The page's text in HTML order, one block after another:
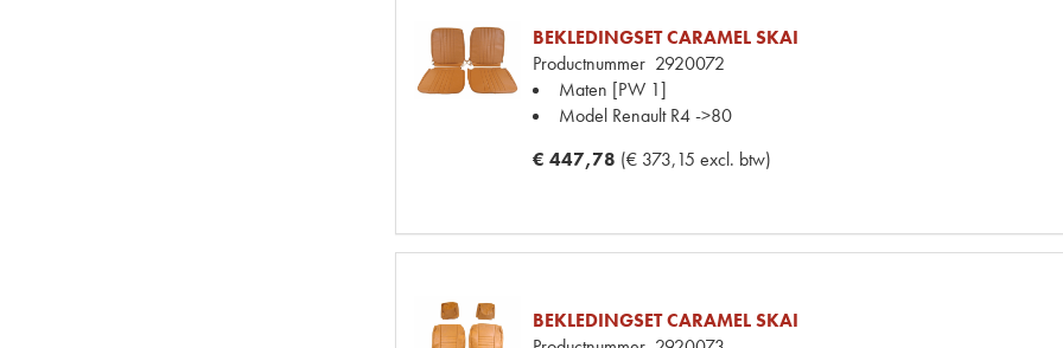
BEKLEDINGSET CARAMEL SKAI
Productnummer 2920072
Maten [PW 1]
Model Renault R4 ->80
€ 447,78 (€ 373,15 excl. btw)
BEKLEDINGSET CARAMEL SKAI